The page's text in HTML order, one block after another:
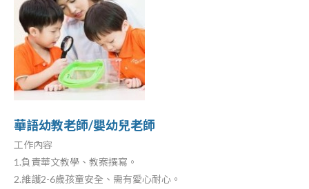
華語幼教老師/嬰幼兒老師
工作內容
1.負責華文教學、教案撰寫。
2.維護2-6歲孩童安全、需有愛心耐心。